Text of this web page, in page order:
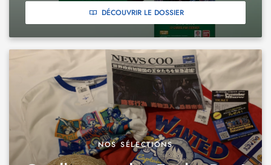
DÉCOUVRIR LE DOSSIER
NOS SÉLECTIONS